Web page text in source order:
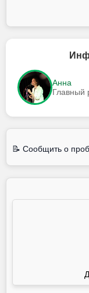
Анна
Главный
📝 Сообщить о